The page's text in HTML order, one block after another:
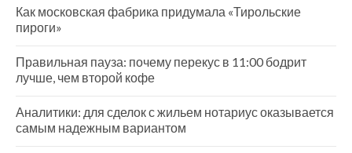
Как московская фабрика придумала «Тирольские
пироги»
Правильная пауза: почему перекус в 11:00 бодрит
лучше, чем второй кофе
Аналитики: для сделок с жильем нотариус оказывается
самым надежным вариантом